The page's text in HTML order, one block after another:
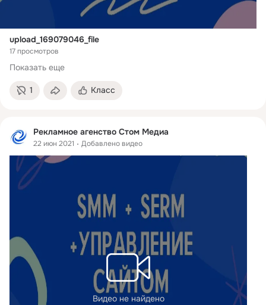
upload_169079046_file
17 просмотров
Показать еще
1 Класс
Рекламное агенство Стом Медиа
22 июн 2021 Добавлено видео
Видео не найдено